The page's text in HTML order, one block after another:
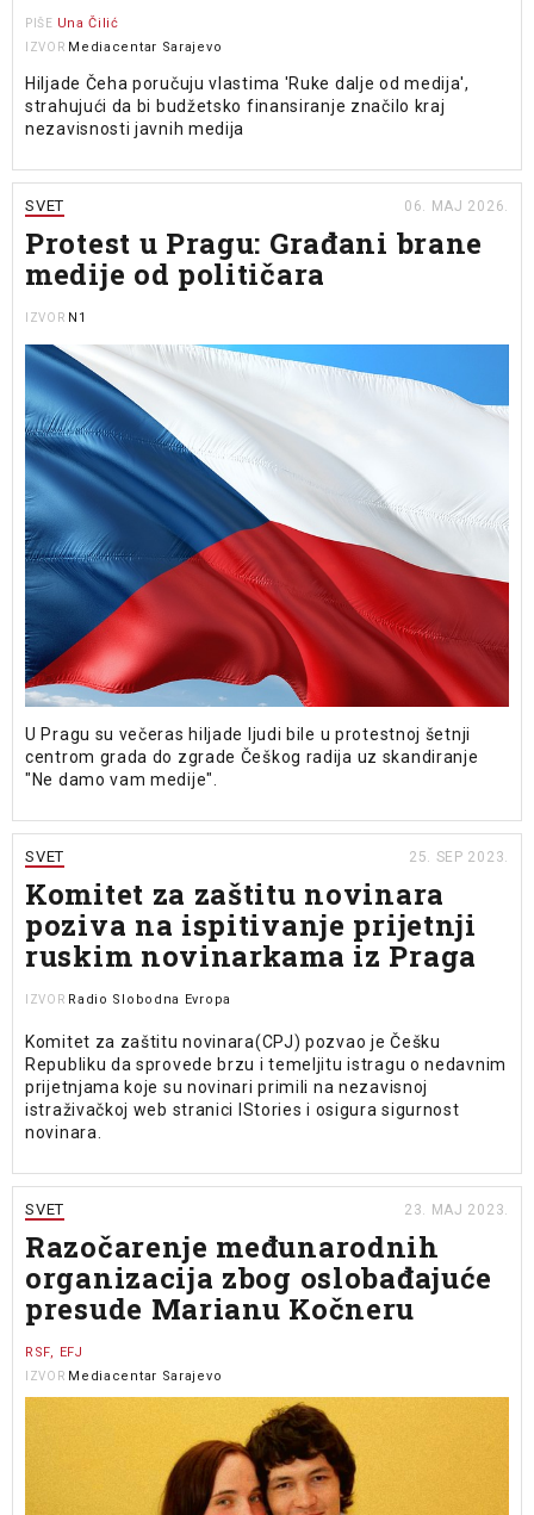
PIŠE Una Čilić
IZVOR Mediacentar Sarajevo
Hiljade Čeha poručuju vlastima 'Ruke dalje od medija',
strahujući da bi budžetsko finansiranje značilo kraj
nezavisnosti javnih medija
SVET 06. MAJ 2026.
Protest u Pragu: Građani brane
medije od političara
IZVOR N1
U Pragu su večeras hiljade ljudi bile u protestnoj šetnji
centrom grada do zgrade Češkog radija uz skandiranje
"Ne damo vam medije".
SVET 25. SEP 2023.
Komitet za zaštitu novinara
poziva na ispitivanje prijetnji
ruskim novinarkama iz Praga
IZVOR Radio Slobodna Evropa
Komitet za zaštitu novinara(CPJ) pozvao je Češku
Republiku da sprovede brzu i temeljitu istragu o nedavnim
prijetnjama koje su novinari primili na nezavisnoj
istraživačkoj web stranici IStories i osigura sigurnost
novinara.
SVET 23. MAJ 2023.
Razočarenje međunarodnih
organizacija zbog oslobađajuće
presude Marianu Kočneru
RSF, EFJ
IZVOR Mediacentar Sarajevo